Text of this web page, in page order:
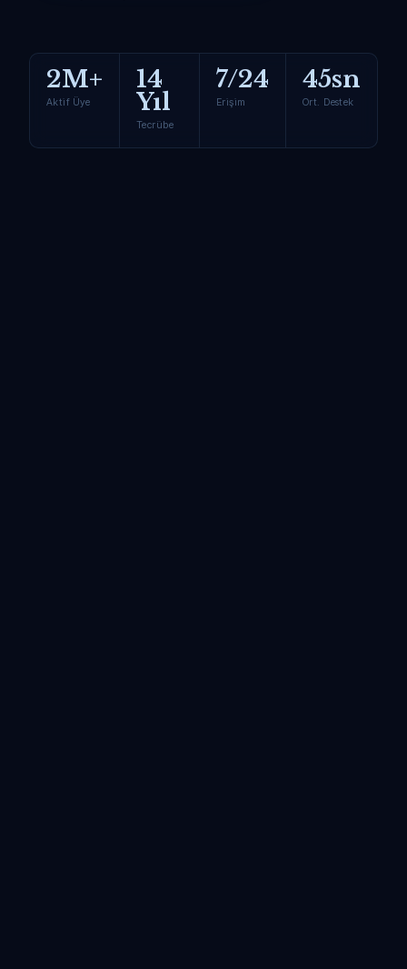
2M+
Aktif Üye
14
Yıl
Tecrübe
7/24
Erişim
45sn
Ort. Destek